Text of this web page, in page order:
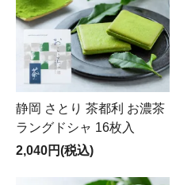
静岡 さとり 茶都利 お濃茶
ラングドシャ 16枚入
2,040円(税込)